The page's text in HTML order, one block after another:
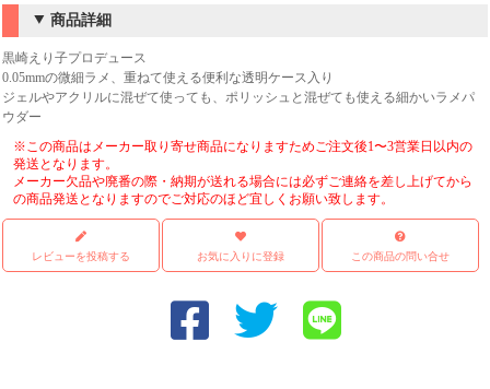
商品詳細
黒崎えり子プロデュース
0.05mmの微細ラメ、重ねて使える便利な透明ケース入り
ジェルやアクリルに混ぜて使っても、ポリッシュと混ぜても使える細かいラメパ
ウダー
※この商品はメーカー取り寄せ商品になりますためご注文後1〜3営業日以内の
発送となります。
メーカー欠品や廃番の際・納期が送れる場合には必ずご連絡を差し上げてから
の商品発送となりますのでご対応のほど宜しくお願い致します。
レビューを投稿する お気に入りに登録 この商品の問い合せ